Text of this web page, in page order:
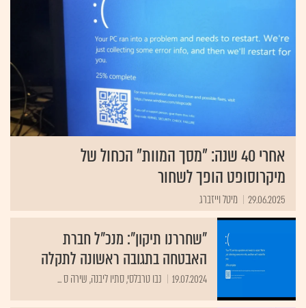
אחרי 40 שנה: "מסך המוות" הכחול של
מיקרוסופט הופך לשחור
29.06.2025 מיטל וייזברג
"שחררנו תיקון": מנכ"ל חברת
האבטחה בתגובה ראשונה לתקלה
19.07.2024 נבו טרבלסי, סתיו ליבנה, שירה ס ...